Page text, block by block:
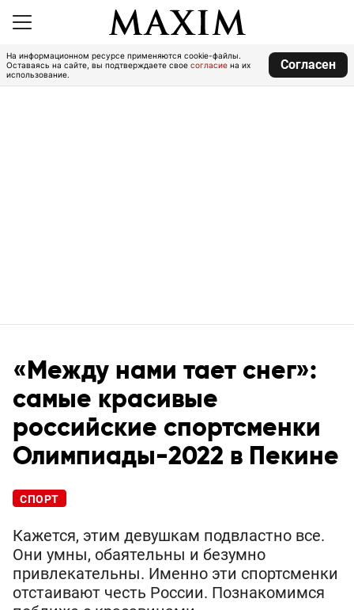
На информационном ресурсе применяются cookie-файлы.
Оставаясь на сайте, вы подтверждаете свое согласие на их
использование.
Согласен
«Между нами тает снег»:
самые красивые
российские спортсменки
Олимпиады-2022 в Пекине
СПОРТ
Кажется, этим девушкам подвластно все.
Они умны, обаятельны и безумно
привлекательны. Именно эти спортсменки
отстаивают честь России. Познакомимся